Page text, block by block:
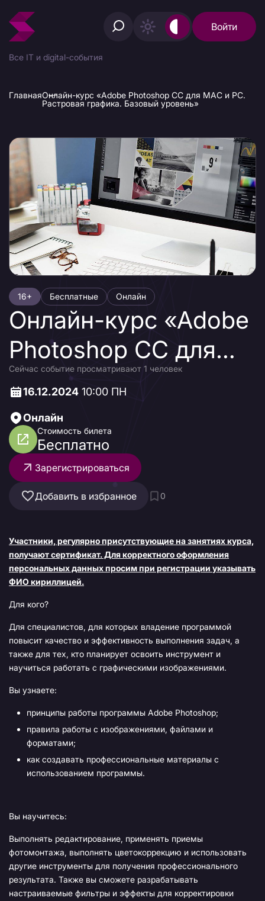
Войти
Все IT и digital-события
ГлавнаяОнлайн-курс «Adobe Photoshop CC для MAC и PC.
Растровая графика. Базовый уровень»
16+ Бесплатные Онлайн
Онлайн-курс «Adobe
Photoshop CC для
MAC и PC. Растровая
графика. Базовый
уровень»
Сейчас событие просматривают 1 человек
16.12.2024 10:00 ПН
Онлайн
Стоимость билета
Бесплатно
Зарегистрироваться
Добавить в избранное 0
Участники, регулярно присутствующие на занятиях курса,
получают сертификат. Для корректного оформления
персональных данных просим при регистрации указывать
ФИО кириллицей.
Для кого?
Для специалистов, для которых владение программой
повысит качество и эффективность выполнения задач, а
также для тех, кто планирует освоить инструмент и
научиться работать с графическими изображениями.
Вы узнаете:
принципы работы программы Adobe Photoshop;
правила работы с изображениями, файлами и
форматами;
как создавать профессиональные материалы с
использованием программы.
Вы научитесь:
Выполнять редактирование, применять приемы
фотомонтажа, выполнять цветокоррекцию и использовать
другие инструменты для получения профессионального
результата. Также вы сможете разрабатывать
настраиваемые фильтры и эффекты для корректировки